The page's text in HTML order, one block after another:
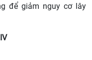
để giảm nguy cơ lây